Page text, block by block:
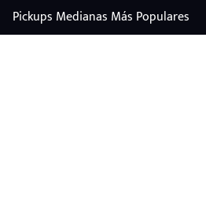
Pickups Medianas Más Populares